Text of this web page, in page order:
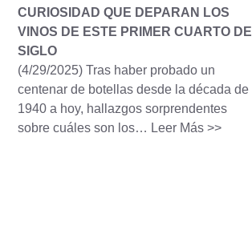
CURIOSIDAD QUE DEPARAN LOS
VINOS DE ESTE PRIMER CUARTO DE
SIGLO
(4/29/2025) Tras haber probado un
centenar de botellas desde la década de
1940 a hoy, hallazgos sorprendentes
sobre cuáles son los… Leer Más >>